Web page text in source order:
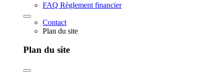
FAQ Règlement financier
Contact
Plan du site
Plan du site